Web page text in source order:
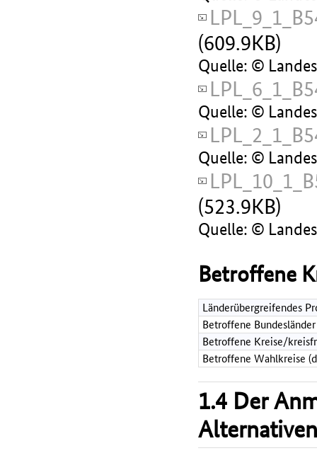
(609.9KB)
Quelle: ©
Quelle: ©
Quelle: ©
(523.9KB)
Quelle: ©
Betroffene
Länderübergreifendes
Betroffene Bundesländer
Betroffene Kreise/
Betroffene Wahlkreise
1.4 Der